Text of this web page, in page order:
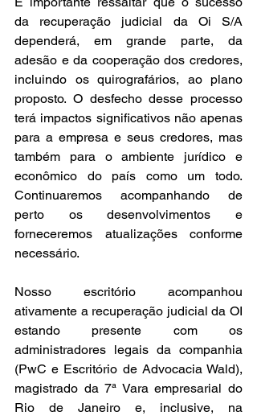
da recuperação judicial da Oi S/A
dependerá, em grande parte, da
adesão e da cooperação dos credores,
incluindo os quirografários, ao plano
proposto. O desfecho desse processo
terá impactos significativos não apenas
para a empresa e seus credores, mas
também para o ambiente jurídico e
econômico do país como um todo.
Continuaremos acompanhando de
perto os desenvolvimentos e
forneceremos atualizações conforme
necessário.
Nosso escritório acompanhou
ativamente a recuperação judicial da OI
estando presente com os
administradores legais da companhia
(PwC e Escritório de Advocacia Wald),
magistrado da 7ª Vara empresarial do
Rio de Janeiro e, inclusive, na